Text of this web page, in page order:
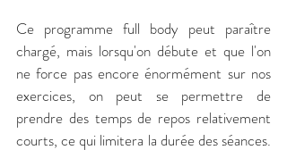
Ce programme full body peut paraître
chargé, mais lorsqu'on débute et que l'on
ne force pas encore énormément sur nos
exercices, on peut se permettre de
prendre des temps de repos relativement
courts, ce qui limitera la durée des séances.